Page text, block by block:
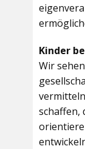
Kinder
Wir
schaffen,